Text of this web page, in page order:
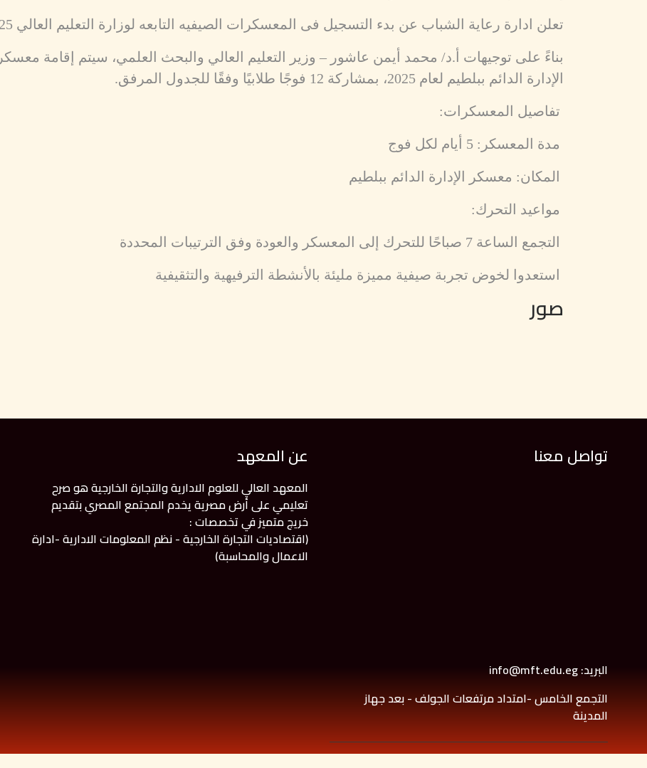
تعلن ادارة رعاية الشباب عن بدء التسجيل فى المعسكرات الصيفيه التابعه لوزارة التعليم العالي 2025
بناءً على توجيهات أ.د/ محمد أيمن عاشور – وزير التعليم العالي والبحث العلمي، سيتم إقامة معسكر
الإدارة الدائم ببلطيم لعام 2025، بمشاركة 12 فوجًا طلابيًا وفقًا للجدول المرفق.
تفاصيل المعسكرات:
مدة المعسكر: 5 أيام لكل فوج
المكان: معسكر الإدارة الدائم ببلطيم
مواعيد التحرك:
التجمع الساعة 7 صباحًا للتحرك إلى المعسكر والعودة وفق الترتيبات المحددة
استعدوا لخوض تجربة صيفية مميزة مليئة بالأنشطة الترفيهية والتثقيفية
صور
تواصل معنا
البريد: info@mft.edu.eg
التجمع الخامس -امتداد مرتفعات الجولف - بعد جهاز
المدينة
عن المعهد
المعهد العالي للعلوم الادارية والتجارة الخارجية هو صرح
تعليمي على أرض مصرية يخدم المجتمع المصري بتقديم
خريج متميز في تخصصات :
(اقتصاديات التجارة الخارجية - نظم المعلومات الادارية -ادارة
الاعمال والمحاسبة)